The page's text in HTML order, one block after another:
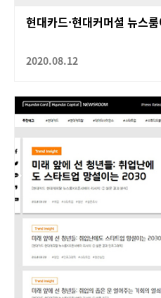
현대카드·현대커머셜 뉴스
2020.08.12